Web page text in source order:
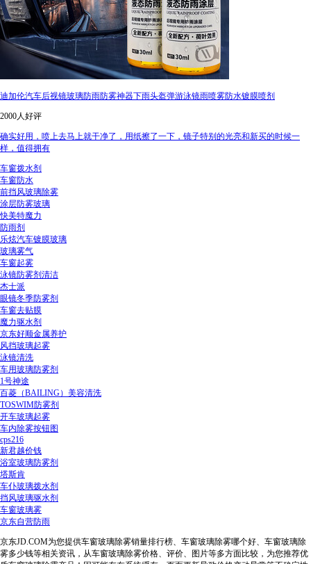
迪加伦汽车后视镜玻璃防雨防雾神器下雨头盔弹游泳镜雨喷雾防水镀膜喷剂
2000人好评
确实好用，喷上去马上就干净了，用纸擦了一下，镜子特别的光亮和新买的时候一
样，值得拥有
车窗拨水剂
车窗防水
前挡风玻璃除雾
涂层防雾玻璃
快美特魔力
防雨剂
乐炫汽车镀膜玻璃
玻璃雾气
车窗起雾
泳镜防雾剂清洁
杰士派
眼镜冬季防雾剂
车窗去贴膜
魔力驱水剂
京东好顺金属养护
风挡玻璃起雾
泳镜清洗
车用玻璃防雾剂
1号神途
百菱（BAILING）美容清洗
TOSWIM防雾剂
开车玻璃起雾
车内除雾按钮图
cps216
新君越价钱
浴室玻璃防雾剂
塔斯肯
车仆玻璃拨水剂
挡风玻璃驱水剂
车窗玻璃雾
京东自营防雨
京东JD.COM为您提供车窗玻璃除雾销量排行榜、车窗玻璃除雾哪个好、车窗玻璃除
雾多少钱等相关资讯，从车窗玻璃除雾价格、评价、图片等多方面比较，为您推荐优